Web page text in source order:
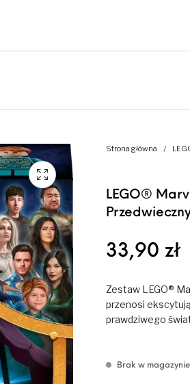
Strona główna /
LEGO®
33,90 zł
Zestaw LEGO®
przenosi
prawdziwego
Brak w magazynie